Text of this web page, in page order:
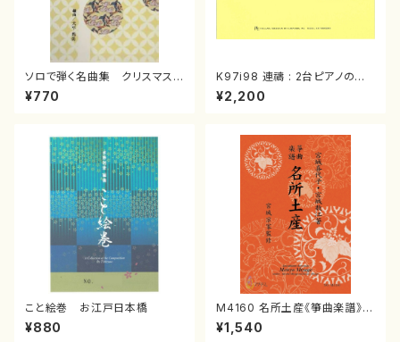
ソロで弾く名曲集 クリスマス・
イブ／恋人がサンタクロース(
箏独奏 /大平光美 編曲/楽
¥770
K97i98 連禱 : 2台ピアノのた
めの（2 Pianos / 菊池 幸夫 /
楽譜）
¥2,200
こと絵巻 お江戸日本橋
¥880
M4160 名所土産《箏曲楽譜》
（箏/宮城喜代子・宮城数江著・
宮城宗家監修/箏曲古典楽譜）
¥1,540